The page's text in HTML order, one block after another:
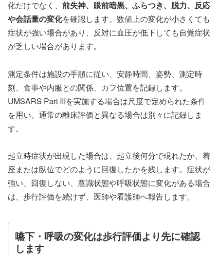
化だけでなく、 前失神、眼前暗黒、ふらつき、脱力、反応
や会話量の変化を確認します。数値上の変化が小さくても
症状が強い場合があり、反対に血圧が低下しても自覚症状
が乏しい場合があります。
測定条件は施設の手順に従い、安静時間、姿勢、測定時
刻、食事や内服との関係、カフ位置を記録します。
UMSARS Part IIIを実施する場合は尺度で定められた条件
を用い、通常の離床評価と異なる場合は別々に記録しま
す。
起立時症状が出現した場合は、起立後何分で現れたか、着
座または臥位でどのように回復したかを残します。症状が
強い、回復しない、意識状態や呼吸状態に変化がある場合
は、歩行評価を続けず、医師や看護師へ報告します。
嚥下・呼吸の変化は歩行評価より先に確認
します